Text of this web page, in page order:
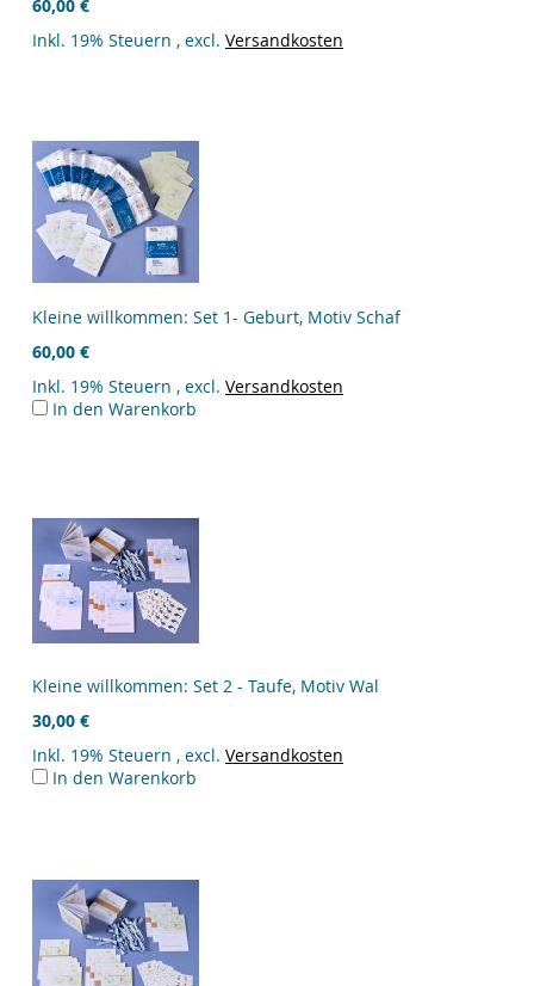
60,00 €
Inkl. 19% Steuern , excl. Versandkosten
Kleine willkommen: Set 1- Geburt, Motiv Schaf
60,00 €
Inkl. 19% Steuern , excl. Versandkosten
In den Warenkorb
Kleine willkommen: Set 2 - Taufe, Motiv Wal
30,00 €
Inkl. 19% Steuern , excl. Versandkosten
In den Warenkorb